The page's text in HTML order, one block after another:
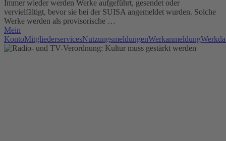
Immer wieder werden Werke aufgeführt, gesendet oder
vervielfältigt, bevor sie bei der SUISA angemeldet wurden. Solche
Werke werden als provisorische …
Mein
KontoMitgliederservicesNutzungsmeldungenWerkanmeldung